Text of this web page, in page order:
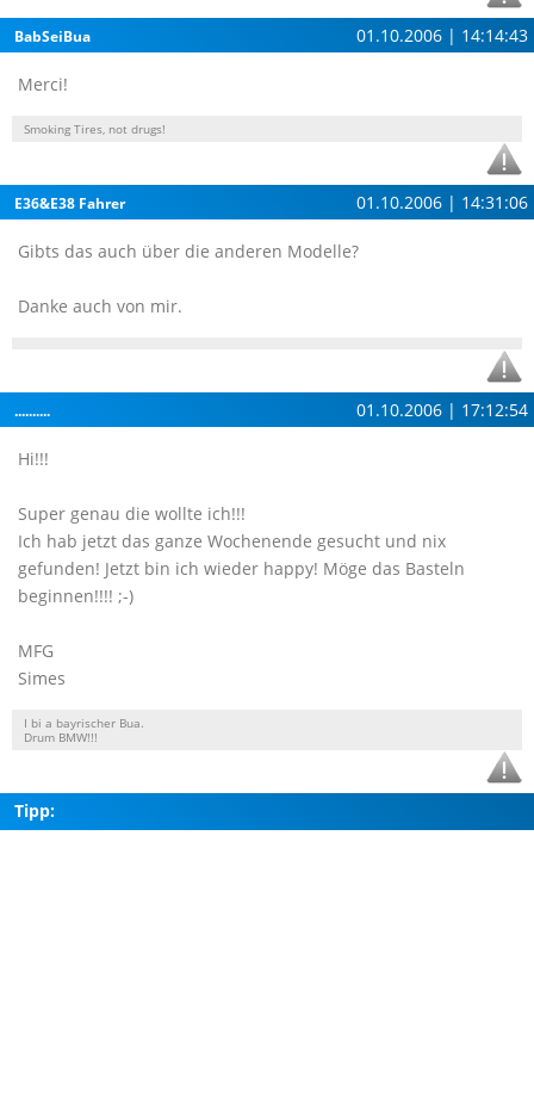
BabSeiBua 01.10.2006 | 14:14:43
Merci!
Smoking Tires, not drugs!
E36&E38 Fahrer 01.10.2006 | 14:31:06
Gibts das auch über die anderen Modelle?
Danke auch von mir.
.......... 01.10.2006 | 17:12:54
Hi!!!
Super genau die wollte ich!!!
Ich hab jetzt das ganze Wochenende gesucht und nix
gefunden! Jetzt bin ich wieder happy! Möge das Basteln
beginnen!!!! ;-)
MFG
Simes
I bi a bayrischer Bua.
Drum BMW!!!
Tipp: